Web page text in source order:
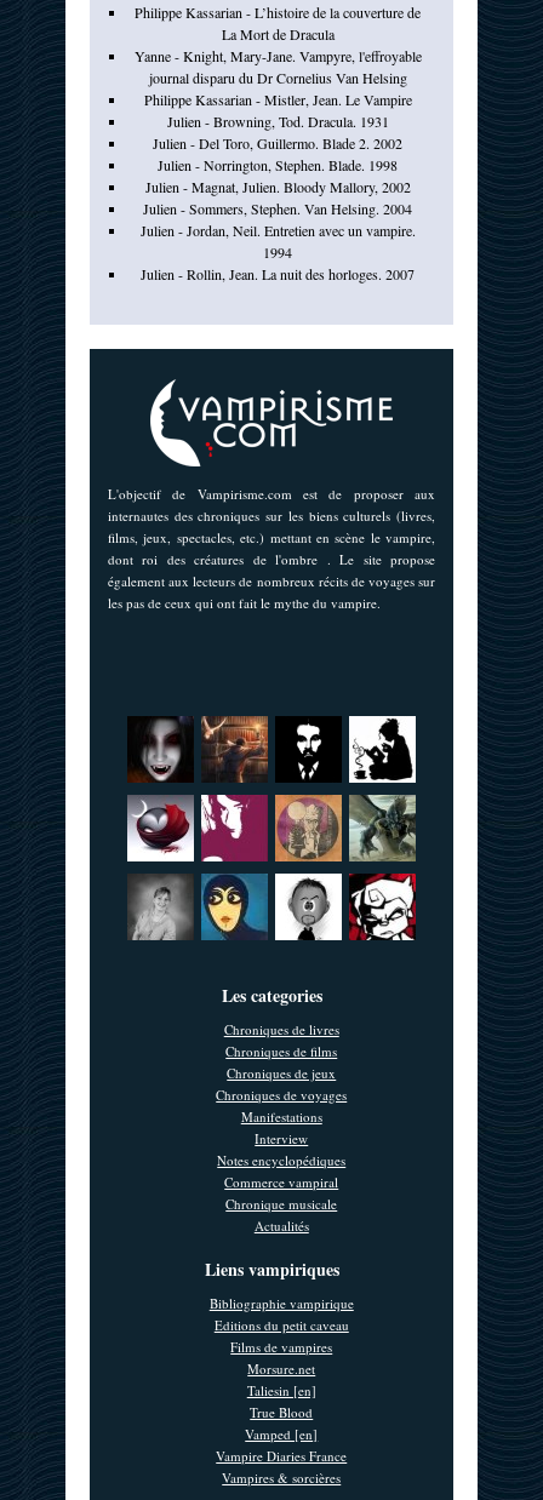
Philippe Kassarian - L’histoire de la couverture de
La Mort de Dracula
Yanne - Knight, Mary-Jane. Vampyre, l'effroyable
journal disparu du Dr Cornelius Van Helsing
Philippe Kassarian - Mistler, Jean. Le Vampire
Julien - Browning, Tod. Dracula. 1931
Julien - Del Toro, Guillermo. Blade 2. 2002
Julien - Norrington, Stephen. Blade. 1998
Julien - Magnat, Julien. Bloody Mallory, 2002
Julien - Sommers, Stephen. Van Helsing. 2004
Julien - Jordan, Neil. Entretien avec un vampire.
1994
Julien - Rollin, Jean. La nuit des horloges. 2007
L'objectif de Vampirisme.com est de proposer aux
internautes des chroniques sur les biens culturels (livres,
films, jeux, spectacles, etc.) mettant en scène le vampire,
dont roi des créatures de l'ombre . Le site propose
également aux lecteurs de nombreux récits de voyages sur
les pas de ceux qui ont fait le mythe du vampire.
Les categories
Chroniques de livres
Chroniques de films
Chroniques de jeux
Chroniques de voyages
Manifestations
Interview
Notes encyclopédiques
Commerce vampiral
Chronique musicale
Actualités
Liens vampiriques
Bibliographie vampirique
Editions du petit caveau
Films de vampires
Morsure.net
Taliesin [en]
True Blood
Vamped [en]
Vampire Diaries France
Vampires & sorcières